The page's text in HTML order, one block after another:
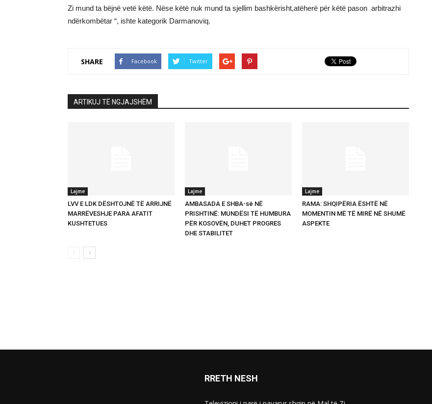
Zi mund ta bëjnë vetë këtë. Nëse këtë nuk mund ta sjellim bashkërisht,atëherë për këtë pason arbitrazhi
ndërkombëtar “, ishte kategorik Darmanoviq.
SHARE Facebook Twitter
ARTIKUJ TË NGJAJSHËM
Lajme
LVV E LDK DËSHTOJNË TË ARRIJNË
MARRËVESHJE PARA AFATIT
KUSHTETUES
Lajme
AMBASADA E SHBA-së NË
PRISHTINË: MUNDËSI TË HUMBURA
PËR KOSOVËN, DUHET PROGRES
DHE STABILITET
Lajme
RAMA: SHQIPËRIA ËSHTË NË
MOMENTIN MË TË MIRË NË SHUMË
ASPEKTE
RRETH NESH